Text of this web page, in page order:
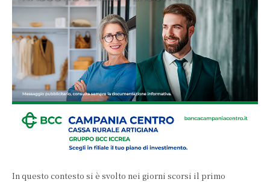
In questo contesto si è svolto nei giorni scorsi il primo